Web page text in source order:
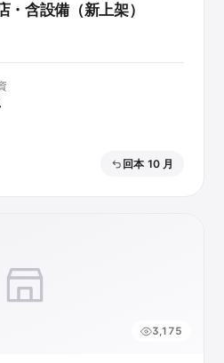
・含設備（新上架）
回本 10 月
3,175